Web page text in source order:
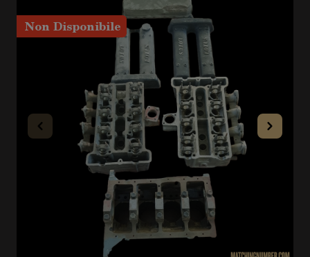
Non Disponibile